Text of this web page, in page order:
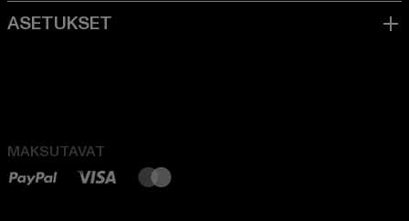
MAKSUTAVAT